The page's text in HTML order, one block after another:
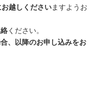
越しくださいますようお
ください。
、以降のお申し込みをお